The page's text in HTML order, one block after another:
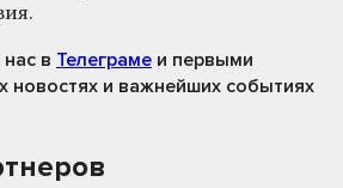
в Телеграме и первыми
новостях и важнейших событиях